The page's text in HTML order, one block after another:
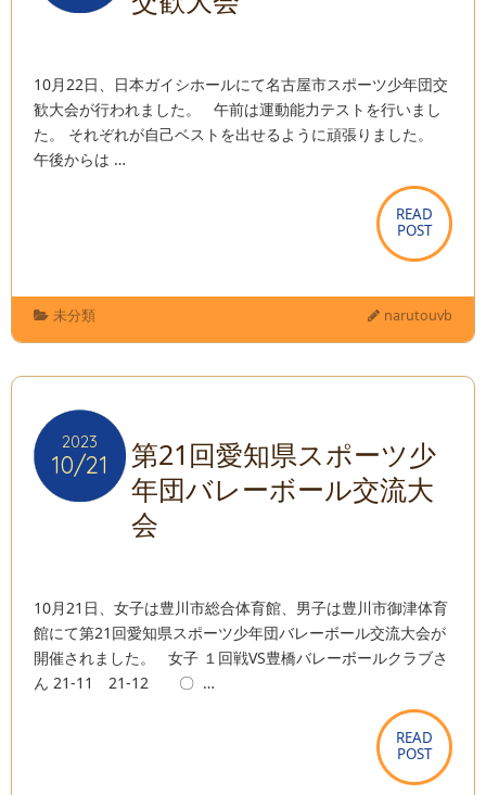
10月22日、日本ガイシホールにて名古屋市スポーツ少年団交
歓大会が行われました。 午前は運動能力テストを行いまし
た。 それぞれが自己ベストを出せるように頑張りました。
午後からは …
READ
POST
READ
POST
未分類 narutouvb
2023
10/21
2023
10/21
第21回愛知県スポーツ少
年団バレーボール交流大
会
10月21日、女子は豊川市総合体育館、男子は豊川市御津体育
館にて第21回愛知県スポーツ少年団バレーボール交流大会が
開催されました。 女子 １回戦VS豊橋バレーボールクラブさ
ん 21-11 21-12 〇 …
READ
POST
READ
POST